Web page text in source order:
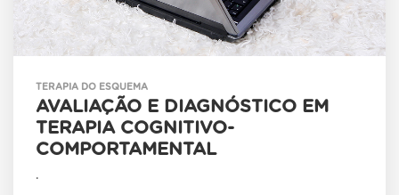
TERAPIA DO ESQUEMA
AVALIAÇÃO E DIAGNÓSTICO EM
TERAPIA COGNITIVO-
COMPORTAMENTAL
.